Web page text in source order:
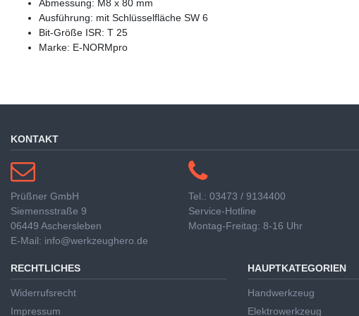
Abmessung: M8 x 80 mm
Ausführung: mit Schlüsselfläche SW 6
Bit-Größe ISR: T 25
Marke: E-NORMpro
KONTAKT
Prüßner GmbH
Siemensstraße 9
06449 Aschersleben
E-Mail: info@werkzeughero.de
Tel.: 03473 / 9134400
Service-Hotline
Montag-Freitag: 8-16 Uhr
RECHTLICHES
Widerrufsrecht
Impressum
HAUPTKATEGORIEN
Handwerkzeug
Elektrowerkzeug